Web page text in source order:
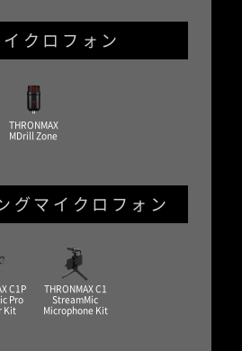
クロフォン
THRONMAX
MDrill Zone
グマイクロフォン
C1P
Pro
Kit
THRONMAX C1
StreamMic
Microphone Kit